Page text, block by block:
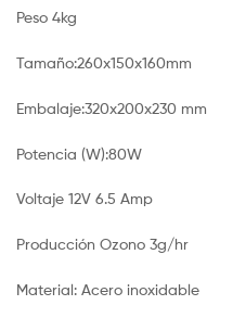
Peso 4kg
Tamaño:260x150x160mm
Embalaje:320x200x230 mm
Potencia (W):80W
Voltaje 12V 6.5 Amp
Producción Ozono 3g/hr
Material: Acero inoxidable